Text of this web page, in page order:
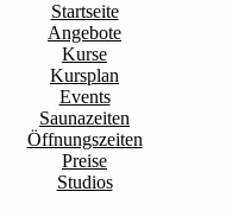
Startseite
Angebote
Kurse
Kursplan
Events
Saunazeiten
Öffnungszeiten
Preise
Studios